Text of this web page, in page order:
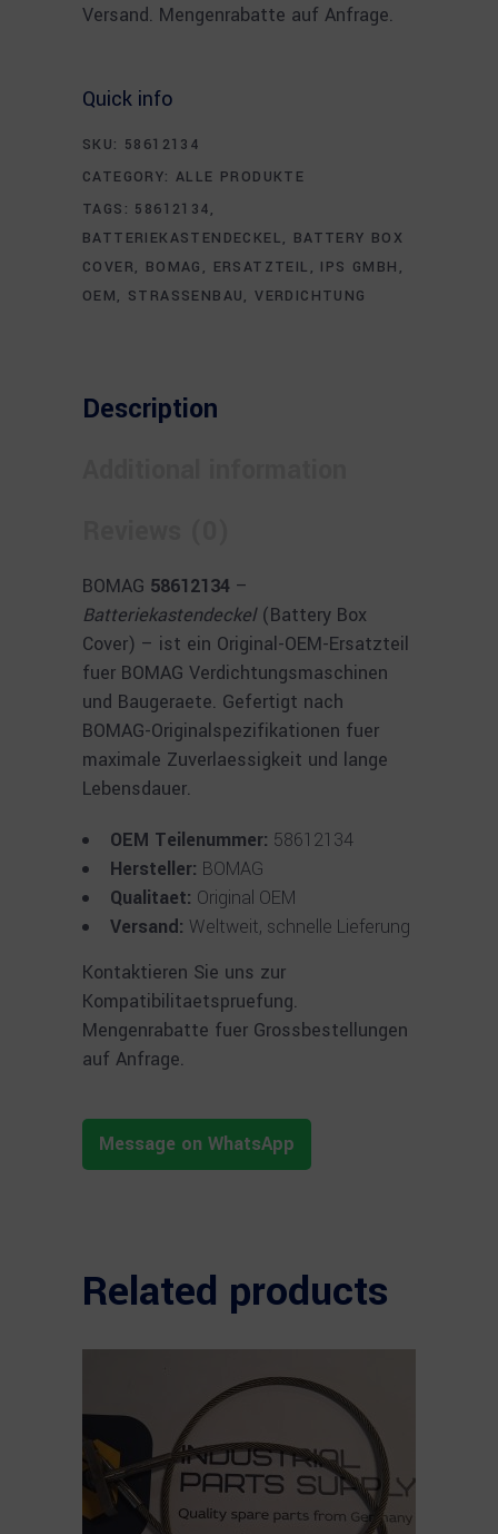
Versand. Mengenrabatte auf Anfrage.
Quick info
SKU: 58612134
CATEGORY:ALLE PRODUKTE
TAGS: 58612134,
BATTERIEKASTENDECKEL, BATTERY BOX
COVER, BOMAG , ERSATZTEIL , IPS GMBH ,
OEM, STRASSENBAU,VERDICHTUNG
Description
BOMAG 58612134 –
Batteriekastendeckel(Battery Box
Cover) – ist ein Original-OEM-Ersatzteil
fuer BOMAG Verdichtungsmaschinen
und Baugeraete. Gefertigt nach
BOMAG-Originalspezifikationen fuer
maximale Zuverlaessigkeit und lange
Lebensdauer.
OEM Teilenummer: 58612134
Hersteller: BOMAG
Qualitaet: Original OEM
Versand: Weltweit, schnelle Lieferung
Kontaktieren Sie uns zur
Kompatibilitaetspruefung.
Mengenrabatte fuer Grossbestellungen
auf Anfrage.
Message on WhatsApp
Related products